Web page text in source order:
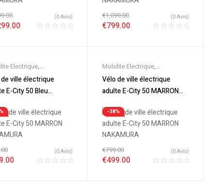
(0 Avis) €1,099.00
€799.00
(0 Avis)
Electrique,
,Promos &
,Vélo électrique ville
ville électrique
E-City 50 Bleu
(0 Avis)
Mobilite Electrique,
Nouveautes,Promos &
Soldes ,Vélo électrique ville
Vélo de ville électrique
adulte E-City 50 MARRON
-38%
€799.00
€499.00
(0 Avis)